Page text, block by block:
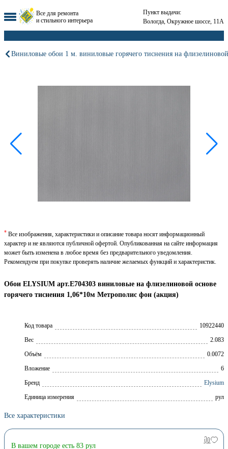
Все для ремонта
и стильного интерьера
Пункт выдачи:
Вологда, Окружное шоссе, 11А
Виниловые обои 1 м. виниловые горячего тиснения на
Обои ELYSIUM арт.Е704303 виниловые на флизелиновой основе
горячего тиснения 1,06*10м Метрополис фон (акция)
Код товара
10922440
Вес
2.083
Объём
0.0072
Вложение
6
Брeнд
Elysium
Единица измерения
рул
Все характеристики
* Все изображения, характеристики и описание товара носят информационный
характер и не являются публичной офертой. Опубликованная на сайте информация
может быть изменена в любое время без предварительного уведомления.
Рекомендуем при покупке проверять наличие желаемых функций и характеристик.
В вашем городе есть 83 рул